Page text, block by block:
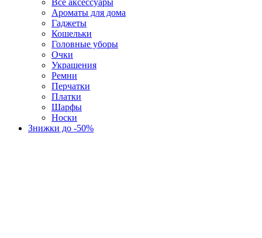
Все аксессуары
Ароматы для дома
Гаджеты
Кошельки
Головные уборы
Очки
Украшения
Ремни
Перчатки
Платки
Шарфы
Носки
Знижки до -50%